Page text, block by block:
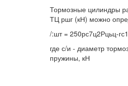
Тормозные цилиндры
ТЦ ршг (кН) можно
/:шт = 250рс7ц2Рцьц-гс1
где с/и - диаметр
пружины, кН